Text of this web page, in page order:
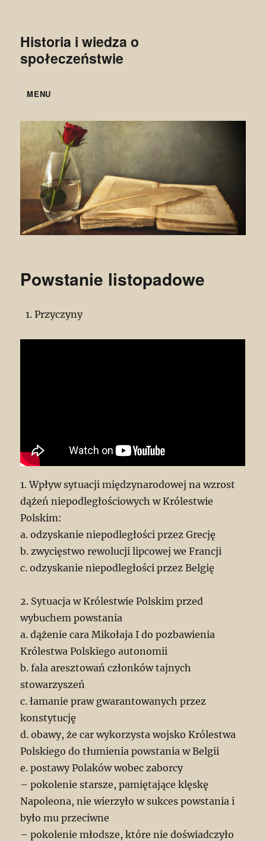
Historia i wiedza o
społeczeństwie
MENU
Powstanie listopadowe
Przyczyny
1. Wpływ sytuacji międzynarodowej na wzrost
dążeń niepodległościowych w Królestwie
Polskim:
a. odzyskanie niepodległości przez Grecję
b. zwycięstwo rewolucji lipcowej we Francji
c. odzyskanie niepodległości przez Belgię
2. Sytuacja w Królestwie Polskim przed
wybuchem powstania
a. dążenie cara Mikołaja I do pozbawienia
Królestwa Polskiego autonomii
b. fala aresztowań członków tajnych
stowarzyszeń
c. łamanie praw gwarantowanych przez
konstytucję
d. obawy, że car wykorzysta wojsko Królestwa
Polskiego do tłumienia powstania w Belgii
e. postawy Polaków wobec zaborcy
– pokolenie starsze, pamiętające klęskę
Napoleona, nie wierzyło w sukces powstania i
było mu przeciwne
– pokolenie młodsze, które nie doświadczyło